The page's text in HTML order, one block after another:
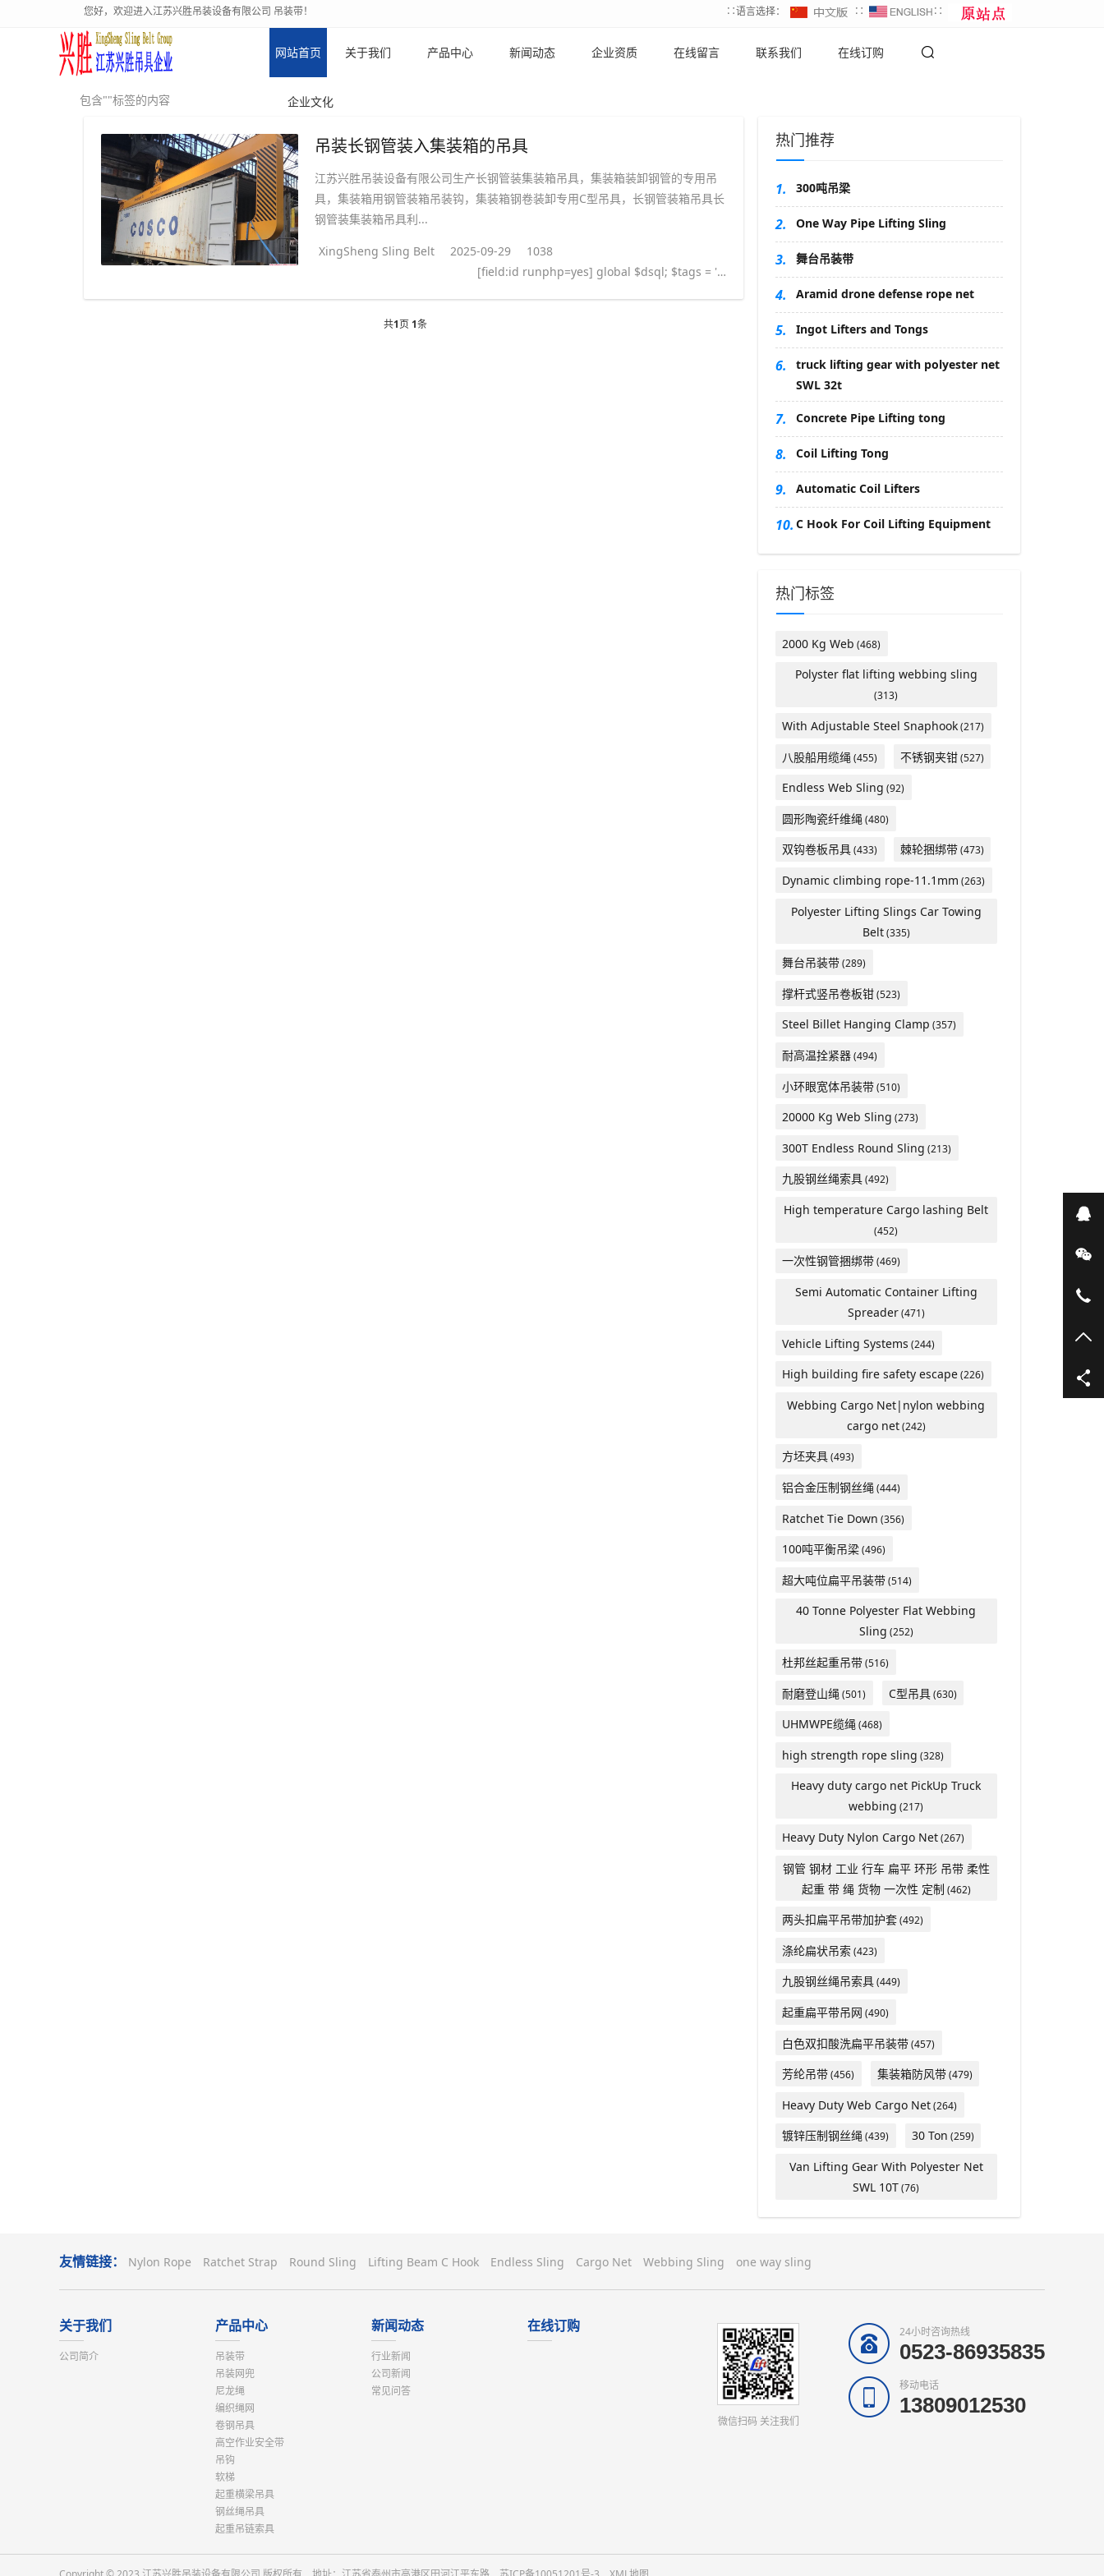
您好，欢迎进入江苏兴胜吊装设备有限公司 吊装带！ ∷语言选择： ∷ ∷
网站首页 关于我们 产品中心 新闻动态 企业资质 在线留言 联系我们 在线订购
企业文化
包含""标签的内容
吊装长钢管装入集装箱的吊具
江苏兴胜吊装设备有限公司生产长钢管装集装箱吊具，集装箱装卸钢管的专用吊
具，集装箱用钢管装箱吊装钩，集装箱钢卷装卸专用C型吊具，长钢管装箱吊具长
钢管装集装箱吊具利...
XingSheng Sling Belt 2025-09-29
1038
[field:id runphp=yes] global $dsql; $tags = ''; $query = "SELECT tag FROM `#@__taglist` WHERE aid='@me' "; $dsql->Execute('tag',$query); while($row = $dsql->GetArray('tag')) { $tags .= "#
共1页 1条
热门推荐
1. 300吨吊梁
2. One Way Pipe Lifting Sling
3. 舞台吊装带
4. Aramid drone defense rope net
5. Ingot Lifters and Tongs
6.
truck lifting gear with polyester net
SWL 32t
7. Concrete Pipe Lifting tong
8. Coil Lifting Tong
9. Automatic Coil Lifters
10. C Hook For Coil Lifting Equipment
热门标签
2000 Kg Web (468)
Polyster flat lifting webbing sling
(313)
With Adjustable Steel Snaphook(217)
八股船用缆绳 (455) 不锈钢夹钳(527)
Endless Web Sling (92)
圆形陶瓷纤维绳 (480)
双钩卷板吊具(433) 棘轮捆绑带(473)
Dynamic climbing rope-11.1mm (263)
Polyester Lifting Slings Car Towing
Belt(335)
舞台吊装带(289)
撑杆式竖吊卷板钳(523)
Steel Billet Hanging Clamp (357)
耐高温拴紧器(494)
小环眼宽体吊装带(510)
20000 Kg Web Sling (273)
300T Endless Round Sling (213)
九股钢丝绳索具(492)
High temperature Cargo lashing Belt
(452)
一次性钢管捆绑带(469)
Semi Automatic Container Lifting
Spreader(471)
Vehicle Lifting Systems (244)
High building fire safety escape(226)
Webbing Cargo Net|nylon webbing
cargo net(242)
方坯夹具(493)
铝合金压制钢丝绳(444)
Ratchet Tie Down (356)
100吨平衡吊梁(496)
超大吨位扁平吊装带(514)
40 Tonne Polyester Flat Webbing
Sling (252)
杜邦丝起重吊带(516)
耐磨登山绳 (501) C型吊具(630)
UHMWPE缆绳(468)
high strength rope sling (328)
Heavy duty cargo net PickUp Truck
webbing (217)
Heavy Duty Nylon Cargo Net(267)
钢管 钢材 工业 行车 扁平 环形 吊带 柔性
起重 带 绳 货物 一次性 定制 (462)
两头扣扁平吊带加护套(492)
涤纶扁状吊索(423)
九股钢丝绳吊索具(449)
起重扁平带吊网 (490)
白色双扣酸洗扁平吊装带(457)
芳纶吊带(456) 集装箱防风带(479)
Heavy Duty Web Cargo Net(264)
镀锌压制钢丝绳(439) 30 Ton (259)
Van Lifting Gear With Polyester Net
SWL 10T(76)
友情链接： Nylon Rope Ratchet Strap Round Sling Lifting Beam C Hook Endless Sling Cargo Net Webbing Sling one way sling
关于我们
公司简介
产品中心
吊装带
吊装网兜
尼龙绳
编织绳网
卷钢吊具
高空作业安全带
吊钩
软梯
起重横梁吊具
钢丝绳吊具
起重吊链索具
新闻动态
行业新闻
公司新闻
常见问答
在线订购
微信扫码 关注我们
24小时咨询热线
0523-86935835
移动电话
13809012530
在
微